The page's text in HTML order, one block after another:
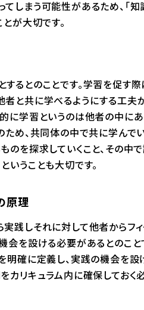
しまう可能性があるため、「知
とが大切です。
るとのことです。学習を促す際
者と共に学べるようにする工夫
に学習というのは他者の中に
ため、共同体の中で共に学んで
のを探求していくこと、その中
いうことも大切です。
原理
践しそれに対して他者からフ
会を設ける必要があるとのこと
明確に定義し、実践の機会を設
カリキュラム内に確保しておく